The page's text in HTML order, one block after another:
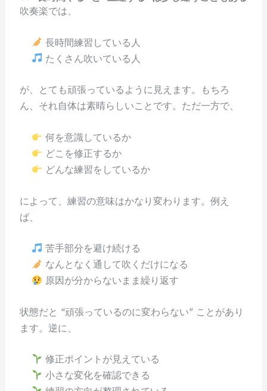
吹奏楽では、
長時間練習している人
たくさん吹いている人
が、とても頑張っているように見えます。もちろ
ん、それ自体は素晴らしいことです。ただ一方で、
何を意識しているか
どこを修正するか
どんな練習をしているか
によって、練習の意味はかなり変わります。例え
ば、
苦手部分を避け続ける
なんとなく通して吹くだけになる
原因が分からないまま繰り返す
状態だと “頑張っているのに変わらない” ことがあり
ます。逆に、
修正ポイントが見えている
小さな変化を確認できる